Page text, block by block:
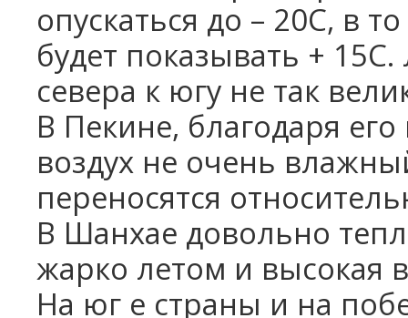
опускаться до – 20С, в
будет показывать +
севера к югу не так
В Пекине, благодаря
воздух не очень
переносятся
В Шанхае довольно
жарко летом и высокая
На юг е страны и на